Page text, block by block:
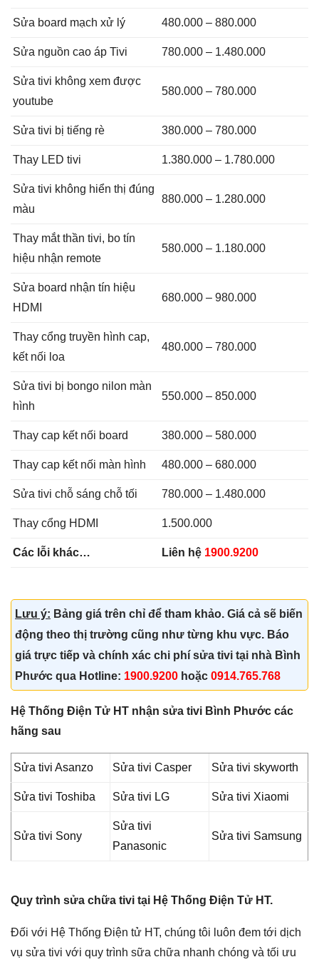
Sửa board mạch xử lý 480.000 – 880.000
Sửa nguồn cao áp Tivi 780.000 – 1.480.000
Sửa tivi không xem được
youtube
580.000 – 780.000
Sửa tivi bị tiếng rè 380.000 – 780.000
Thay LED tivi 1.380.000 – 1.780.000
Sửa tivi không hiển thị đúng
màu
880.000 – 1.280.000
Thay mắt thần tivi, bo tín
hiệu nhận remote
580.000 – 1.180.000
Sửa board nhận tín hiệu
HDMI
680.000 – 980.000
Thay cổng truyền hình cap,
kết nối loa
480.000 – 780.000
Sửa tivi bị bongo nilon màn
hình
550.000 – 850.000
Thay cap kết nối board 380.000 – 580.000
Thay cap kết nối màn hình 480.000 – 680.000
Sửa tivi chỗ sáng chỗ tối 780.000 – 1.480.000
Thay cổng HDMI 1.500.000
Các lỗi khác… Liên hệ 1900.9200
Lưu ý: Bảng giá trên chỉ để tham khảo. Giá cả sẽ biến
động theo thị trường cũng như từng khu vực. Báo
giá trực tiếp và chính xác chi phí sửa tivi tại nhà Bình
Phước qua Hotline: 1900.9200 hoặc 0914.765.768
Hệ Thống Điện Tử HT nhận sửa tivi Bình Phước các
hãng sau
Sửa tivi Asanzo Sửa tivi Casper Sửa tivi skyworth
Sửa tivi Toshiba Sửa tivi LG Sửa tivi Xiaomi
Sửa tivi Sony
Sửa tivi
Panasonic
Sửa tivi Samsung
Quy trình sửa chữa tivi tại Hệ Thống Điện Tử HT.
Đối với Hệ Thống Điện tử HT, chúng tôi luôn đem tới dịch
vụ sửa tivi với quy trình sữa chữa nhanh chóng và tối ưu